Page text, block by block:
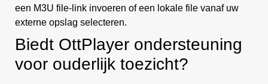
een M3U file-link invoeren of een lokale file vanaf uw
externe opslag selecteren.
Biedt OttPlayer ondersteuning
voor ouderlijk toezicht?